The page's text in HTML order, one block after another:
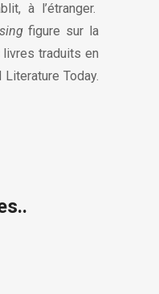
à l’étranger.
figure sur la
traduits en
Today.